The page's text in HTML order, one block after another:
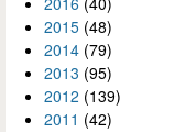
2015 (48)
2014 (79)
2013 (95)
2012 (139)
2011 (42)